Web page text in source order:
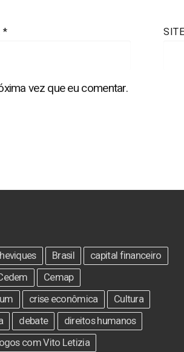
*
vez que eu comentar.
Brasil
capital financeiro
Cemap
crise econômica
Cultura
debate
direitos humanos
com Vito Letizia